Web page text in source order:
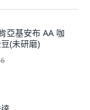
亞基安布 AA 咖
(未研磨)